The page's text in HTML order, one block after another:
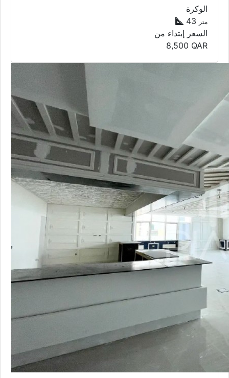
محلات تجارية
محلات تجارية للإيجار
225
25,000
QAR